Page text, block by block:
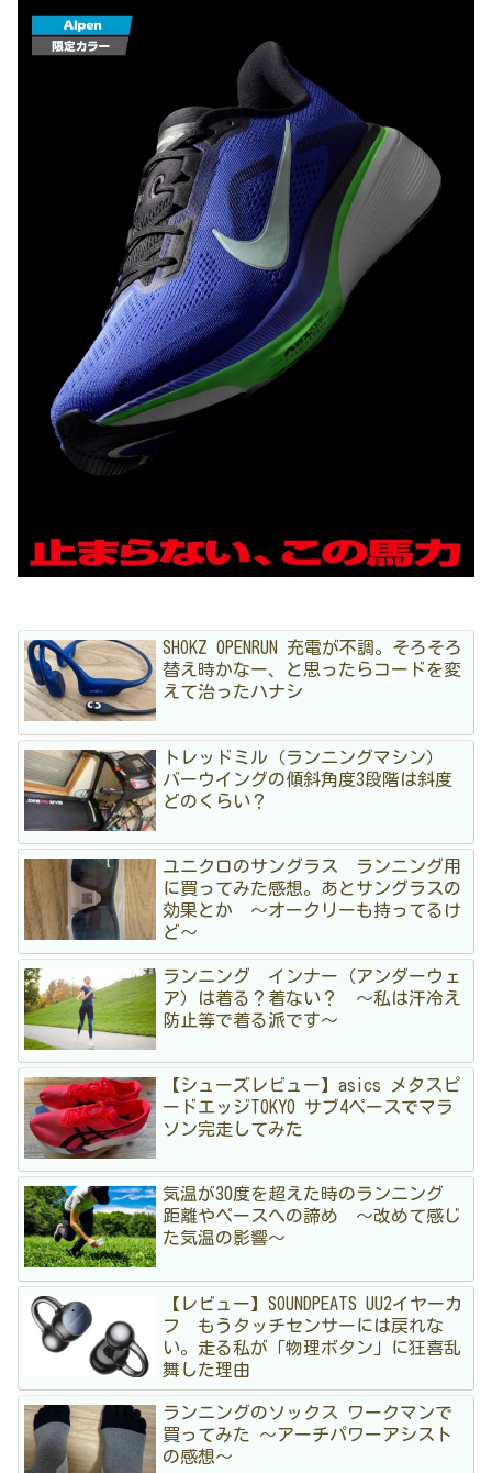
SHOKZ OPENRUN 充電が不調。そろそろ
替え時かなー、と思ったらコードを変
えて治ったハナシ
トレッドミル（ランニングマシン）
バーウイングの傾斜角度3段階は斜度
どのくらい？
ユニクロのサングラス ランニング用
に買ってみた感想。あとサングラスの
効果とか 〜オークリーも持ってるけ
ど〜
ランニング インナー（アンダーウェ
ア）は着る？着ない？ 〜私は汗冷え
防止等で着る派です〜
【シューズレビュー】asics メタスピ
ードエッジTOKYO サブ4ペースでマラ
ソン完走してみた
気温が30度を超えた時のランニング
距離やペースへの諦め 〜改めて感じ
た気温の影響〜
【レビュー】SOUNDPEATS UU2イヤーカ
フ もうタッチセンサーには戻れな
い。走る私が「物理ボタン」に狂喜乱
舞した理由
ランニングのソックス ワークマンで
買ってみた 〜アーチパワーアシスト
の感想〜